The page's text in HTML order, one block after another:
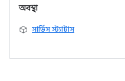
অবস্থা
সার্ভিস স্ট্যাটাস